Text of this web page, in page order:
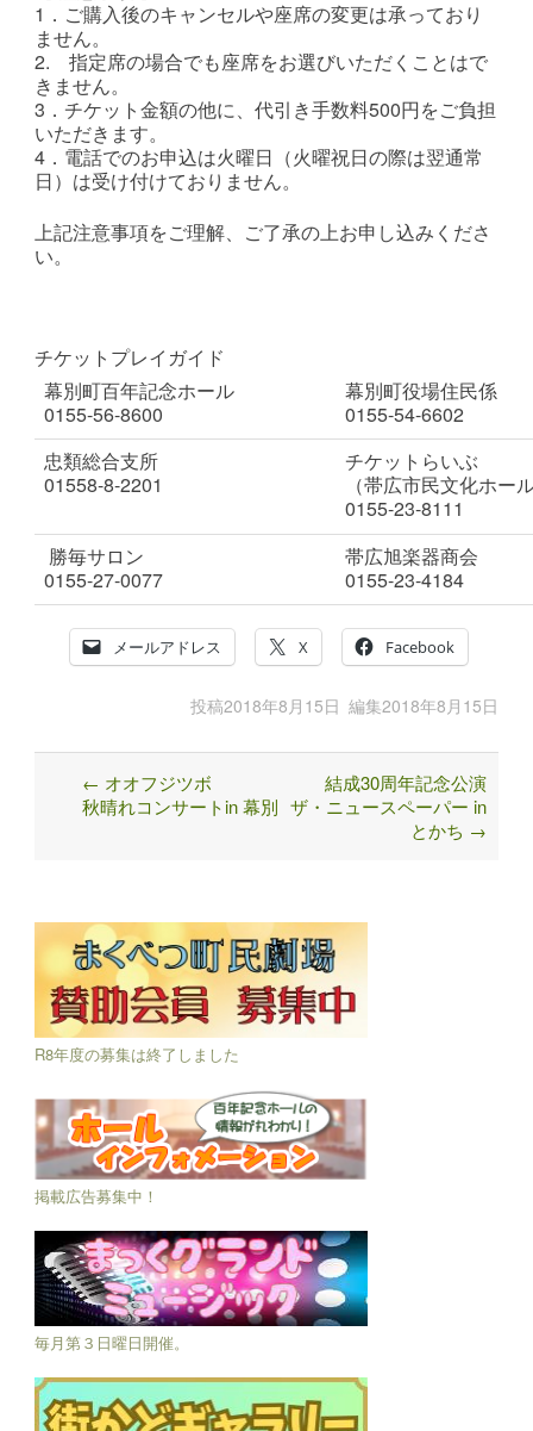
1．ご購入後のキャンセルや座席の変更は承っており
ません。
2. 指定席の場合でも座席をお選びいただくことはで
きません。
3．チケット金額の他に、代引き手数料500円をご負担
いただきます。
4．電話でのお申込は火曜日（火曜祝日の際は翌通常
日）は受け付けておりません。
上記注意事項をご理解、ご了承の上お申し込みくださ
い。
チケットプレイガイド
幕別町百年記念ホール
0155-56-8600
幕別町役場住民係
0155-54-6602
忠類総合支所
01558-8-2201
チケットらいぶ
（帯広市民文化ホー
0155-23-8111
勝毎サロン
0155-27-0077
帯広旭楽器商会
0155-23-4184
メールアドレス X Facebook
投稿2018年8月15日 編集2018年8月15日
Post
navigation
← オオフジツボ
秋晴れコンサートin 幕別
結成30周年記念公演
ザ・ニュースペーパー in
とかち →
R8年度の募集は終了しました
掲載広告募集中！
毎月第３日曜日開催。